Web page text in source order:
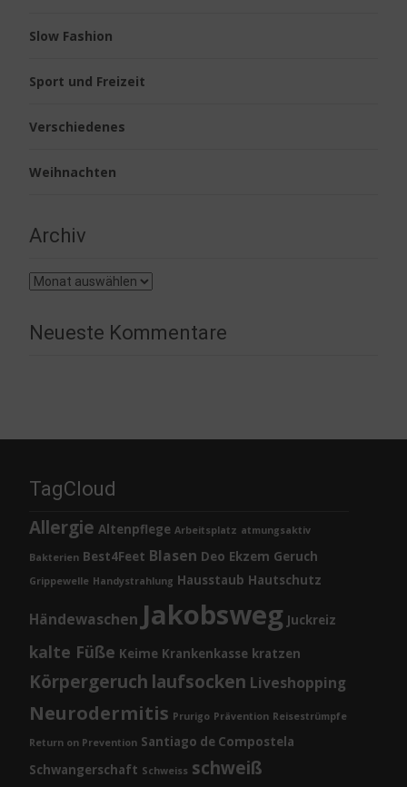
Slow Fashion
Sport und Freizeit
Verschiedenes
Weihnachten
Archiv
Archiv
Neueste Kommentare
TagCloud
Allergie Altenpflege Arbeitsplatz atmungsaktiv
Bakterien Best4Feet Blasen Deo Ekzem Geruch
Grippewelle Handystrahlung Hausstaub Hautschutz
Händewaschen Jakobsweg Juckreiz
kalte Füße Keime Krankenkasse kratzen
Körpergeruch laufsocken Liveshopping
Neurodermitis Prurigo Prävention Reisestrümpfe
Return on Prevention Santiago de Compostela
Schwangerschaft Schweiss schweiß